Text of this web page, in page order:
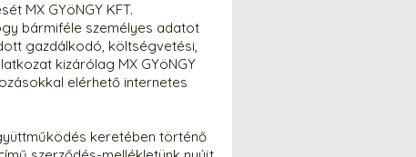
MX GYöNGY KFT.
bármiféle személyes adatot
gazdálkodó, költségvetési,
kizárólag MX GYöNGY
elérhető internetes
keretében történő